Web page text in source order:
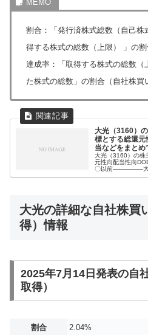
割合：「発行済株式総数（自己株
得する株式の総数（上限） 」の
達成率：「取得する株式の総数（
た株式の総数」の割合（自社株買
大光（3160）
標とする総還
当などをまとめ
大光（3160）の株
元性向配当性向
〇以前―――――大光
大光の詳細な自社株買
得）情報
2025年7月14日発表の自
取得）
割合
2.04%